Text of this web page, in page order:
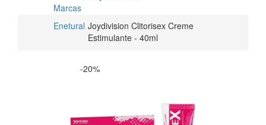
Marcas
Enetural Joydivision Clitorisex Creme
Estimulante - 40ml
-20%